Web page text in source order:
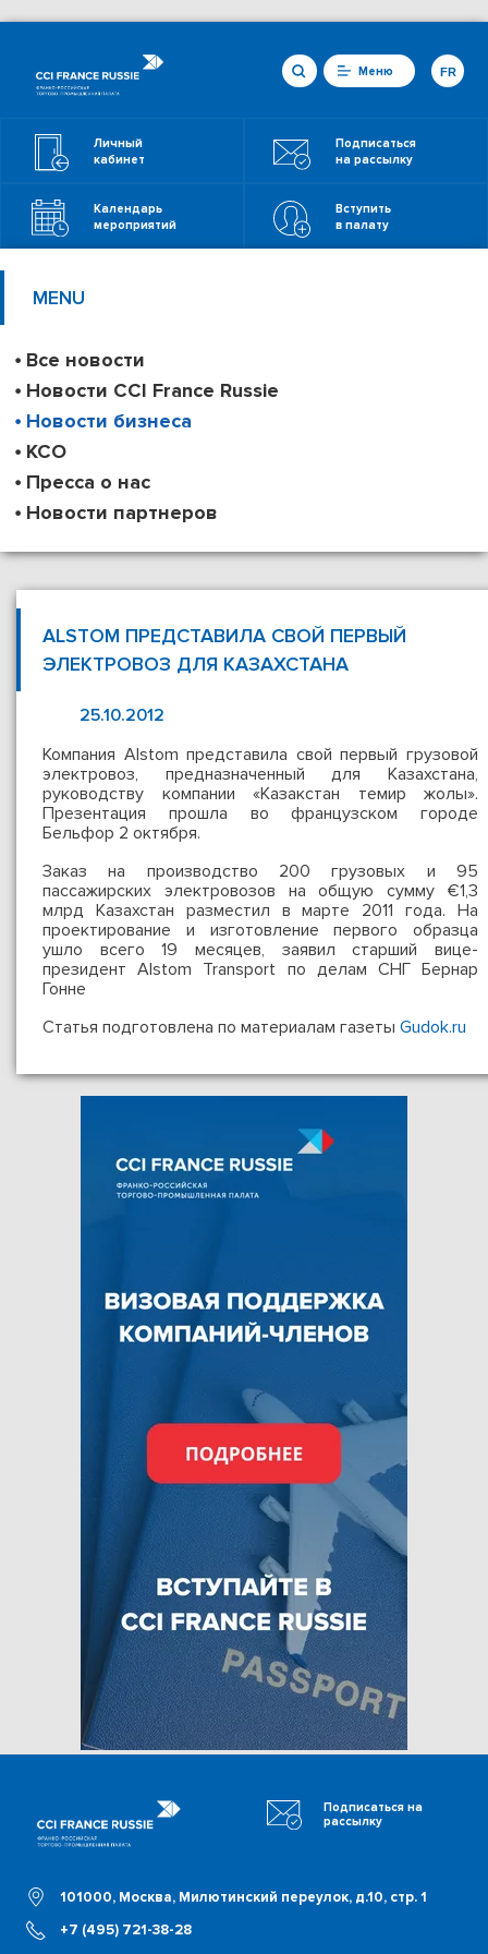
Меню
Личный
кабинет
Подписаться
на рассылку
Календарь
мероприятий
Вступить
в палату
FR
MENU
Все новости
Новости CCI France Russie
Новости бизнеса
КСО
Пресса о нас
Новости партнеров
ALSTOM ПРЕДСТАВИЛА СВОЙ ПЕРВЫЙ
ЭЛЕКТРОВОЗ ДЛЯ КАЗАХСТАНА
25.10.2012
Компания Alstom представила свой первый грузовой
электровоз, предназначенный для Казахстана,
руководству компании «Казакстан темир жолы».
Презентация прошла во французском городе
Бельфор 2 октября.
Заказ на производство 200 грузовых и 95
пассажирских электровозов на общую сумму €1,3
млрд Казахстан разместил в марте 2011 года. На
проектирование и изготовление первого образца
ушло всего 19 месяцев, заявил старший вице-
президент Alstom Transport по делам СНГ Бернар
Гонне
Статья подготовлена по материалам газеты Gudok.ru
101000, Москва, Милютинский переулок, д.10, стр. 1
+7 (495) 721-38-28
Подписаться на
рассылку